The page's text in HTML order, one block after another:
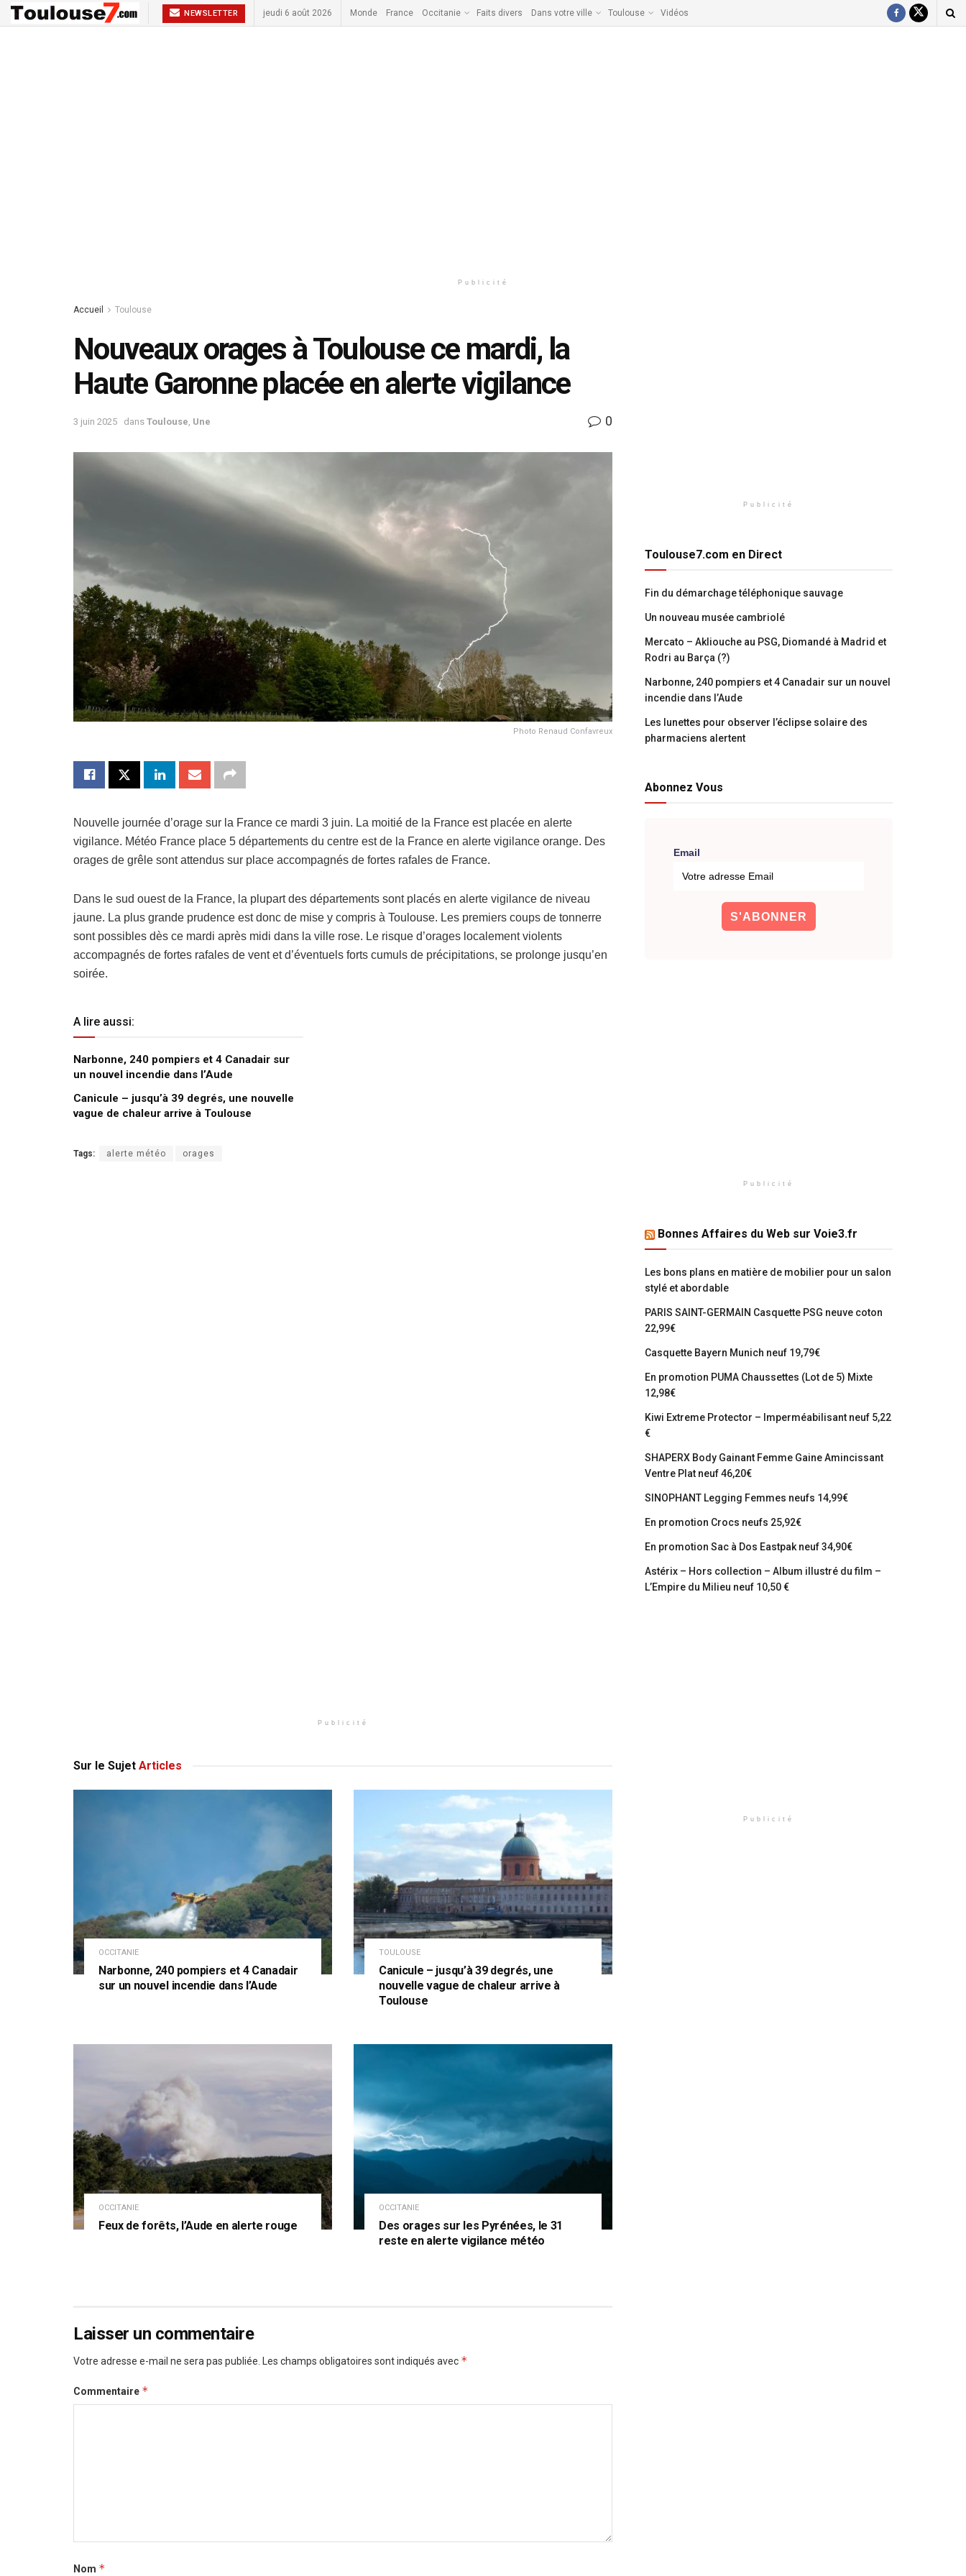
NEWSLETTER jeudi 6 août 2026 Monde France Occitanie Faits divers Dans votre ville Toulouse Vidéos
Publicité
Accueil Toulouse
Nouveaux orages à Toulouse ce mardi, la
Haute Garonne placée en alerte vigilance
3 juin 2025 dans Toulouse Une 0
Photo Renaud Confavreux
Nouvelle journée d’orage sur la France ce mardi 3 juin. La moitié de la France est placée en alerte
vigilance. Météo France place 5 départements du centre est de la France en alerte vigilance orange. Des
orages de grêle sont attendus sur place accompagnés de fortes rafales de France.
Dans le sud ouest de la France, la plupart des départements sont placés en alerte vigilance de niveau
jaune. La plus grande prudence est donc de mise y compris à Toulouse. Les premiers coups de tonnerre
sont possibles dès ce mardi après midi dans la ville rose. Le risque d’orages localement violents
accompagnés de fortes rafales de vent et d’éventuels forts cumuls de précipitations, se prolonge jusqu’en
soirée.
A lire aussi:
Narbonne, 240 pompiers et 4 Canadair sur
un nouvel incendie dans l’Aude
Canicule – jusqu’à 39 degrés, une nouvelle
vague de chaleur arrive à Toulouse
Tags: alerte météo orages
Publicité
Sur le Sujet Articles
OCCITANIE
Narbonne, 240 pompiers et 4 Canadair
sur un nouvel incendie dans l’Aude
TOULOUSE
Canicule – jusqu’à 39 degrés, une
nouvelle vague de chaleur arrive à
Toulouse
OCCITANIE
Feux de forêts, l’Aude en alerte rouge
OCCITANIE
Des orages sur les Pyrénées, le 31
reste en alerte vigilance météo
Laisser un commentaire
Votre adresse e-mail ne sera pas publiée. Les champs obligatoires sont indiqués avec *
Commentaire *
Nom *
Publicité
Toulouse7.com en Direct
Fin du démarchage téléphonique sauvage
Un nouveau musée cambriolé
Mercato – Akliouche au PSG, Diomandé à Madrid et
Rodri au Barça (?)
Narbonne, 240 pompiers et 4 Canadair sur un nouvel
incendie dans l’Aude
Les lunettes pour observer l’éclipse solaire des
pharmaciens alertent
Abonnez Vous
Email
Publicité
Bonnes Affaires du Web sur Voie3.fr
Les bons plans en matière de mobilier pour un salon
stylé et abordable
PARIS SAINT-GERMAIN Casquette PSG neuve coton
22,99€
Casquette Bayern Munich neuf 19,79€
En promotion PUMA Chaussettes (Lot de 5) Mixte
12,98€
Kiwi Extreme Protector – Imperméabilisant neuf 5,22
€
SHAPERX Body Gainant Femme Gaine Amincissant
Ventre Plat neuf 46,20€
SINOPHANT Legging Femmes neufs 14,99€
En promotion Crocs neufs 25,92€
En promotion Sac à Dos Eastpak neuf 34,90€
Astérix – Hors collection – Album illustré du film –
L’Empire du Milieu neuf 10,50 €
Publicité